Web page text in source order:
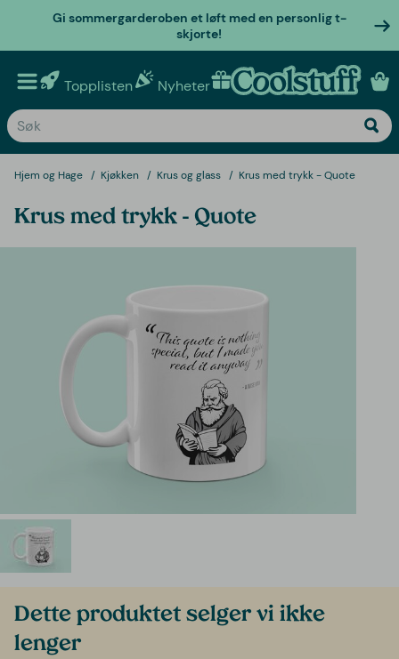
Gi sommergarderoben et løft med en personlig t-
skjorte!
Topplisten Nyheter Personlige gaver
Hjem og Hage Kjøkken Krus og glass Krus med trykk - Quote
Krus med trykk - Quote
Dette produktet selger vi ikke
lenger